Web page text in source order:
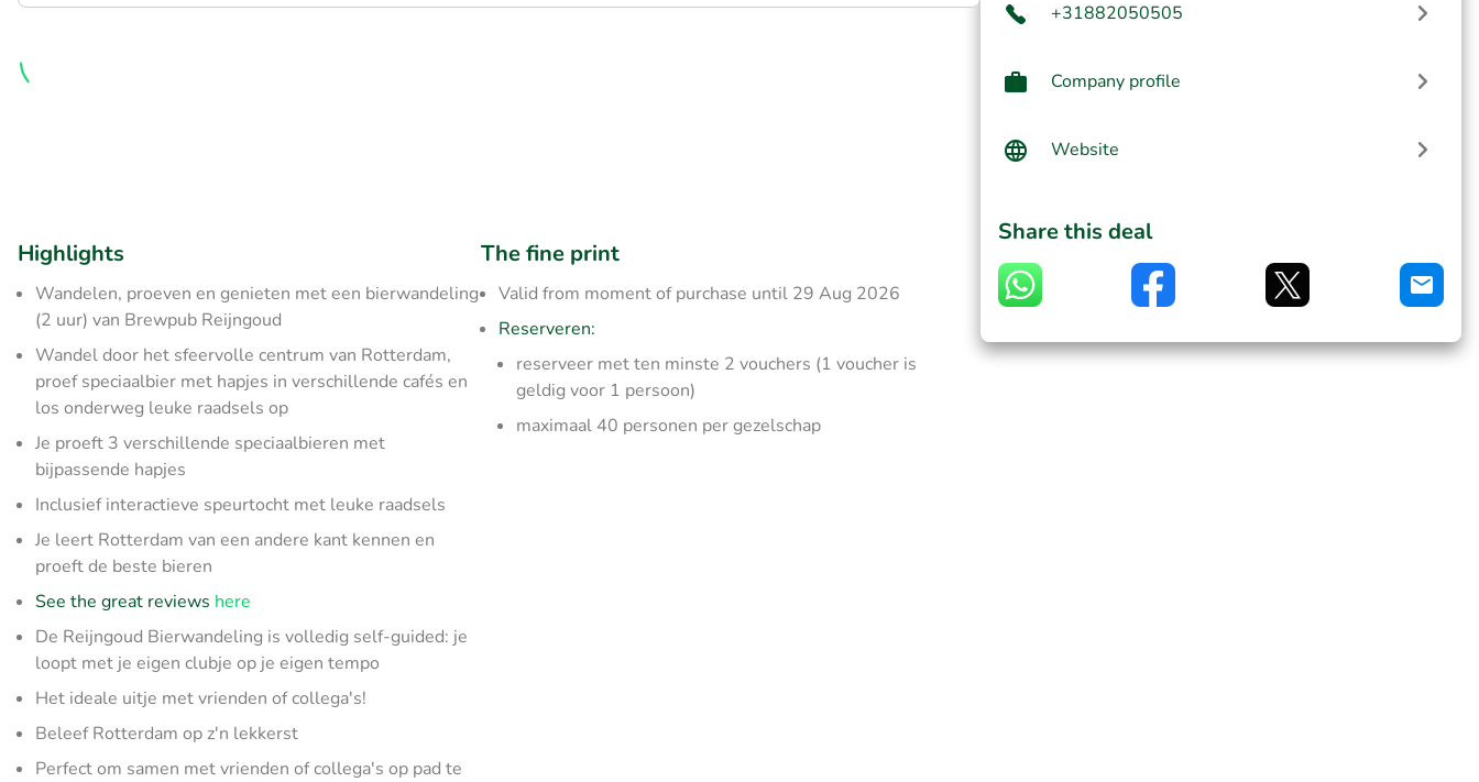
Highlights
Wandelen, proeven en genieten met een bierwandeling
(2 uur) van Brewpub Reijngoud
Wandel door het sfeervolle centrum van Rotterdam,
proef speciaalbier met hapjes in verschillende cafés en
los onderweg leuke raadsels op
Je proeft 3 verschillende speciaalbieren met
bijpassende hapjes
Inclusief interactieve speurtocht met leuke raadsels
Je leert Rotterdam van een andere kant kennen en
proeft de beste bieren
See the great reviews here
De Reijngoud Bierwandeling is volledig self-guided: je
loopt met je eigen clubje op je eigen tempo
Het ideale uitje met vrienden of collega's!
Beleef Rotterdam op z'n lekkerst
Perfect om samen met vrienden of collega's op pad te
The fine print
Valid from moment of purchase until 29 Aug 2026
Reserveren:
reserveer met ten minste 2 vouchers (1 voucher is
geldig voor 1 persoon)
maximaal 40 personen per gezelschap
+31882050505
Company profile
Website
Share this deal